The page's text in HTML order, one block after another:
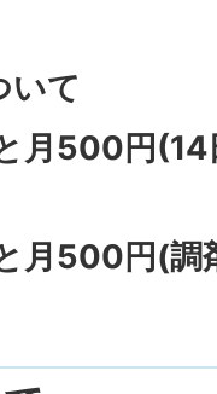
いて
月500円
月500円(調